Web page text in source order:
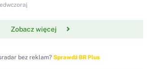
Zobacz więcej
bez reklam? Sprawdź BR Plus